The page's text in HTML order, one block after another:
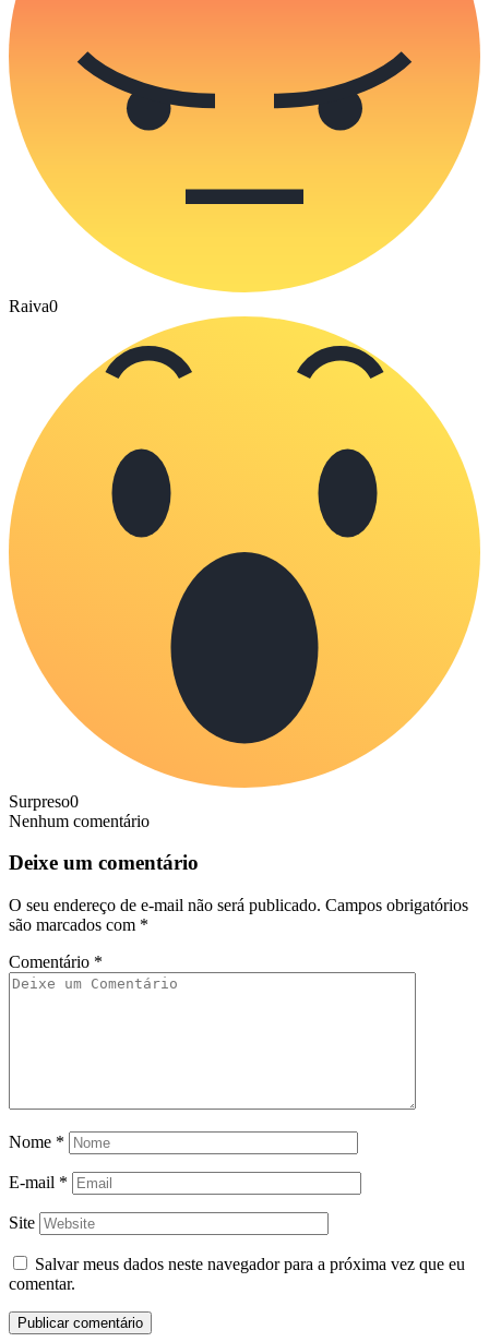
Raiva0
Surpreso0
Nenhum comentário
Deixe um comentário
O seu endereço de e-mail não será publicado. Campos obrigatórios
são marcados com *
Comentário *
Nome *
E-mail *
Site
Salvar meus dados neste navegador para a próxima vez que eu
comentar.